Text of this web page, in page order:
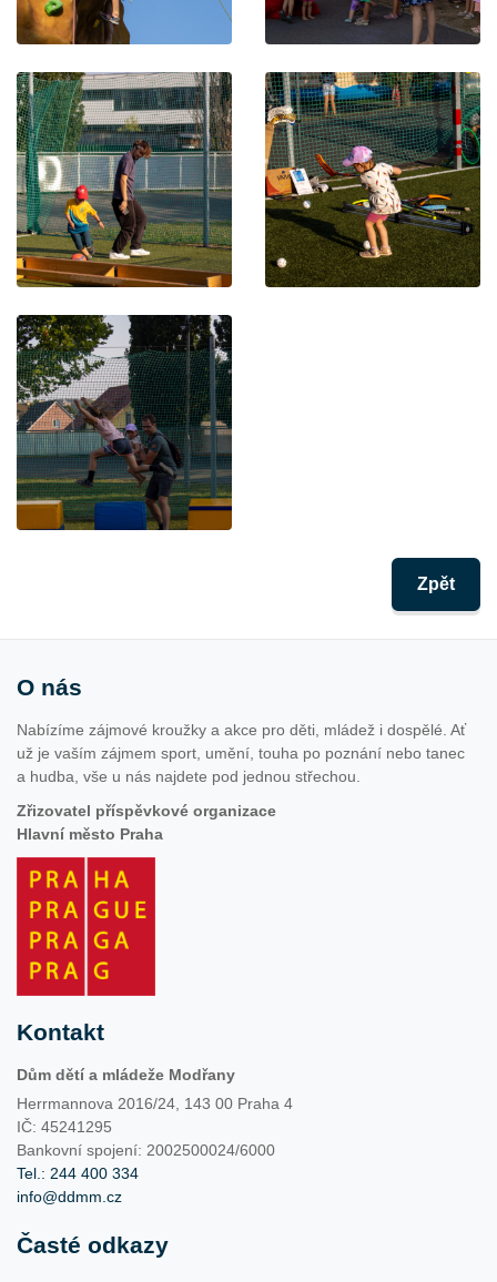
Zpět
O nás
Nabízíme zájmové kroužky a akce pro děti, mládež i dospělé. Ať
už je vaším zájmem sport, umění, touha po poznání nebo tanec
a hudba, vše u nás najdete pod jednou střechou.
Zřizovatel příspěvkové organizace
Hlavní město Praha
Kontakt
Dům dětí a mládeže Modřany
Herrmannova 2016/24, 143 00 Praha 4
IČ: 45241295
Bankovní spojení: 2002500024/6000
Tel.: 244 400 334
info@ddmm.cz
Časté odkazy